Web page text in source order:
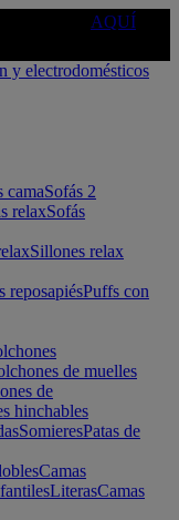
AQUÍ
camaSofás 2
relaxSofás
Sillones relax
reposapiésPuffs con
de muelles
de
hinchables
SomieresPatas de
Camas
LiterasCamas